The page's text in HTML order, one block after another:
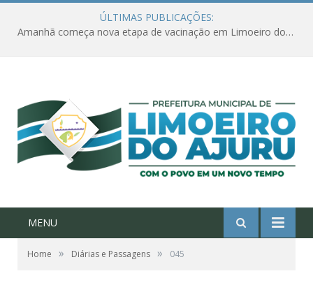
ÚLTIMAS PUBLICAÇÕES:
Amanhã começa nova etapa de vacinação em Limoeiro do Ajuru para idosos com 65 ou mais
MENU
Home » Diárias e Passagens » 045